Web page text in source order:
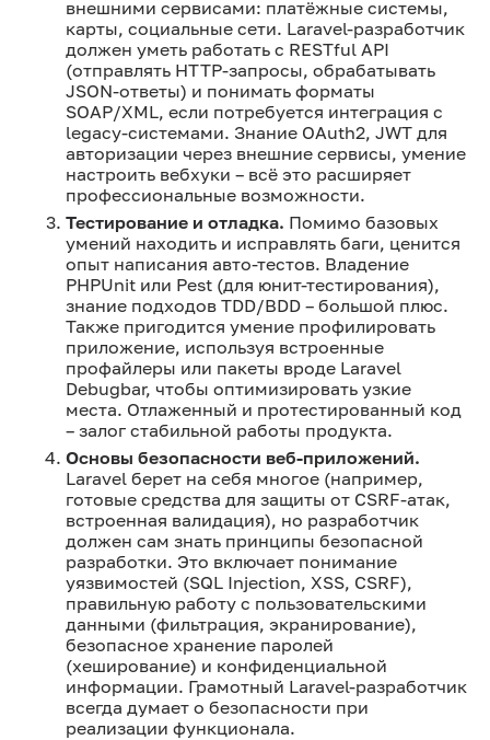
внешними сервисами: платёжные системы,
карты, социальные сети. Laravel-разработчик
должен уметь работать с RESTful API
(отправлять HTTP-запросы, обрабатывать
JSON-ответы) и понимать форматы
SOAP/XML, если потребуется интеграция с
legacy-системами. Знание OAuth2, JWT для
авторизации через внешние сервисы, умение
настроить вебхуки – всё это расширяет
профессиональные возможности.
Тестирование и отладка. Помимо базовых
умений находить и исправлять баги, ценится
опыт написания авто-тестов. Владение
PHPUnit или Pest (для юнит-тестирования),
знание подходов TDD/BDD – большой плюс.
Также пригодится умение профилировать
приложение, используя встроенные
профайлеры или пакеты вроде Laravel
Debugbar, чтобы оптимизировать узкие
места. Отлаженный и протестированный код
– залог стабильной работы продукта.
Основы безопасности веб-приложений.
Laravel берет на себя многое (например,
готовые средства для защиты от CSRF-атак,
встроенная валидация), но разработчик
должен сам знать принципы безопасной
разработки. Это включает понимание
уязвимостей (SQL Injection, XSS, CSRF),
правильную работу с пользовательскими
данными (фильтрация, экранирование),
безопасное хранение паролей
(хеширование) и конфиденциальной
информации. Грамотный Laravel-разработчик
всегда думает о безопасности при
реализации функционала.